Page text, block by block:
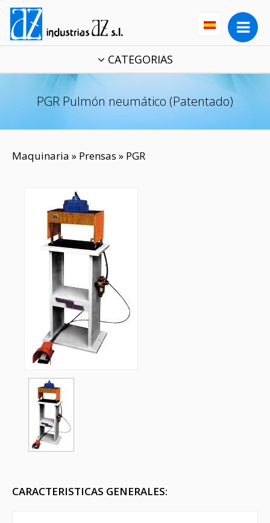
CATEGORIAS
PGR Pulmón neumático (Patentado)
Maquinaria » Prensas » PGR
CARACTERISTICAS GENERALES: